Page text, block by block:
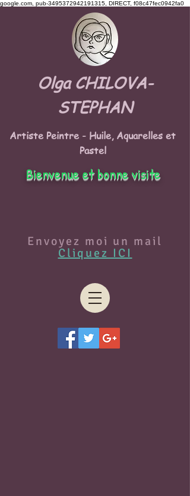
google.com, pub-3495372942191315, DIRECT, f08c47fec0942fa0
Olga CHILOVA-
STEPHAN
Artiste Peintre - Huile, Aquarelles et
Pastel
Envoyez moi un mail
Cliquez ICI
Bienvenue et bonne visite